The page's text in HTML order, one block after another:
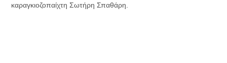
καραγκιοζοπαίχτη Σωτήρη Σπαθάρη.